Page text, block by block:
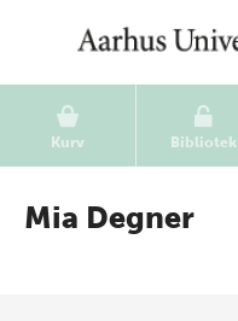
Kurv Bibliotek
Mia Degner